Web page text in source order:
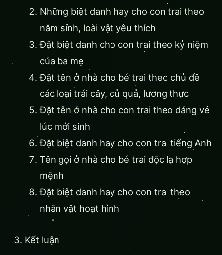
Những biệt danh hay cho con trai theo
năm sinh, loài vật yêu thích
Đặt biệt danh cho con trai theo kỷ niệm
của ba mẹ
Đặt tên ở nhà cho bé trai theo chủ đề
các loại trái cây, củ quả, lương thực
Đặt tên ở nhà cho con trai theo dáng vẻ
lúc mới sinh
Đặt biệt danh hay cho con trai tiếng Anh
Tên gọi ở nhà cho bé trai độc lạ hợp
mệnh
Đặt biệt danh hay cho con trai theo
nhân vật hoạt hình
Kết luận